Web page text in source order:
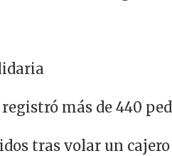
más de 440
tras volar un